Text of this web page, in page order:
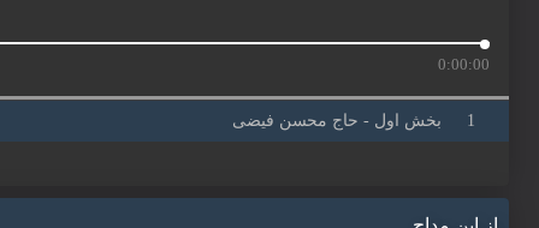
0:00:00
بخش اول - حاج محسن فیضی